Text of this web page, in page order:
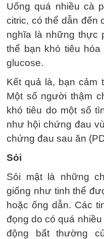
Uống quá nhiều cà
citric, có thể dẫn đến
nghĩa là những thực
thể bạn khó tiêu
glucose.
Kết quả là, bạn cảm
Một số người thậm
khó tiêu do một số
như hội chứng đau
chứng đau sau ăn
Sỏi
Sỏi mật là những
giống như tinh thể
hoặc ống dẫn. Các
đọng do có quá
động bất thường